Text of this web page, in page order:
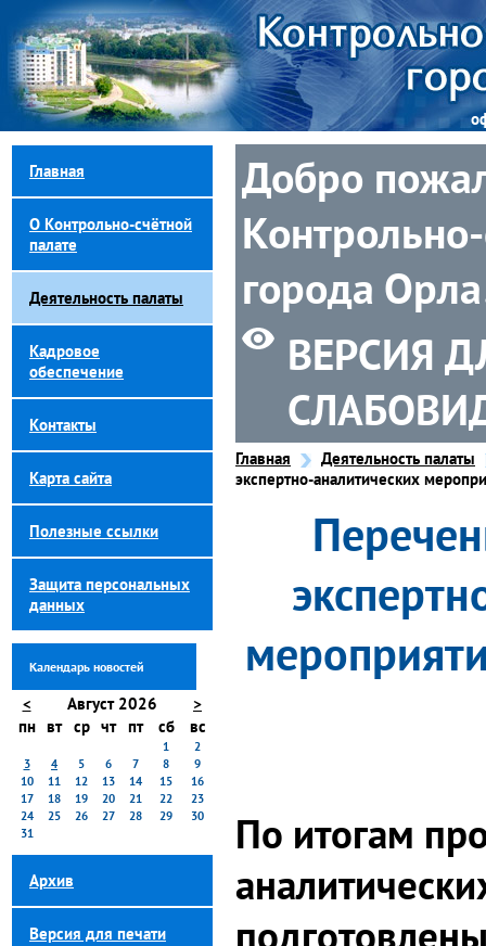
Главная
О Контрольно-счётной
палате
Деятельность палаты
Кадровое
обеспечение
Контакты
Карта сайта
Полезные ссылки
Защита персональных
данных
Календарь новостей
< Август 2026
>
пн вт ср чт пт сб вс
1
2
3
4 5 6 7 8
9
10
11 12 13 14 15
16
17
18 19 20 21 22
23
24
25 26 27 28 29
30
31
Архив
Версия для печати
Добро
города
ВЕРСИЯ
Главная
Деятельность палаты
экспертно-аналитических
По итогам